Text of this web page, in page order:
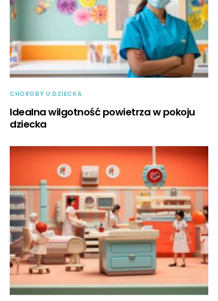
CHOROBY U DZIECKA
Idealna wilgotność powietrza w pokoju
dziecka